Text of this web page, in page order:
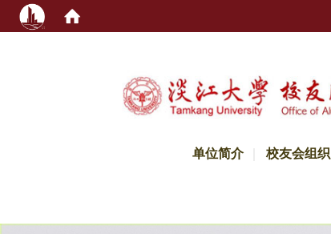
单位简介 校友会组织